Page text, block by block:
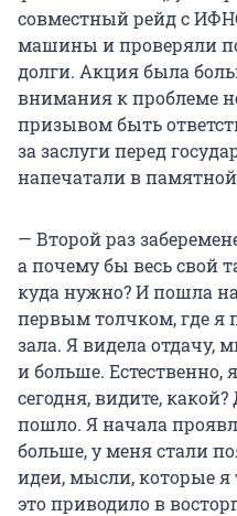
совместный рейд с
машины и проверяли по
долги. Акция была
внимания к проблеме
призывом быть
за заслуги перед
напечатали в
— Второй раз
а почему бы весь свой
куда нужно? И пошла на
первым толчком, где я
зала. Я видела отдачу,
и больше.
сегодня, видите,
пошло. Я начала
больше, у меня стали
идеи, мысли, которые я
это приводило в